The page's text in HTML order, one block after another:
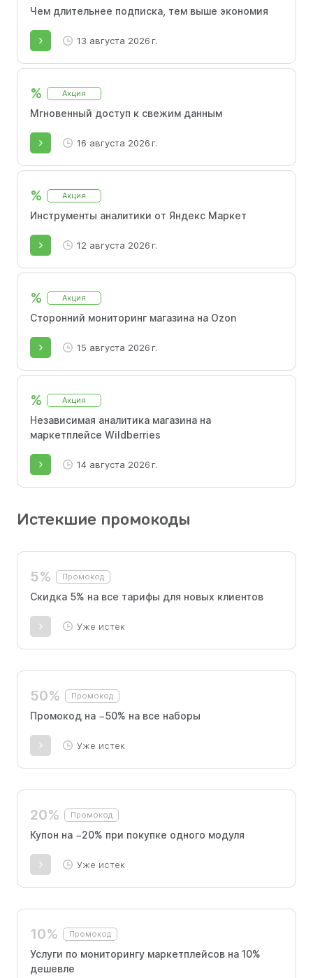
Чем длительнее подписка, тем выше экономия
13 августа 2026 г.
% Акция
Мгновенный доступ к свежим данным
16 августа 2026 г.
% Акция
Инструменты аналитики от Яндекс Маркет
12 августа 2026 г.
% Акция
Сторонний мониторинг магазина на Ozon
15 августа 2026 г.
% Акция
Независимая аналитика магазина на
маркетплейсе Wildberries
14 августа 2026 г.
Истекшие промокоды
5% Промокод
Скидка 5% на все тарифы для новых клиентов
Уже истек
50% Промокод
Промокод на −50% на все наборы
Уже истек
20% Промокод
Купон на −20% при покупке одного модуля
Уже истек
10% Промокод
Услуги по мониторингу маркетплейсов на 10%
дешевле